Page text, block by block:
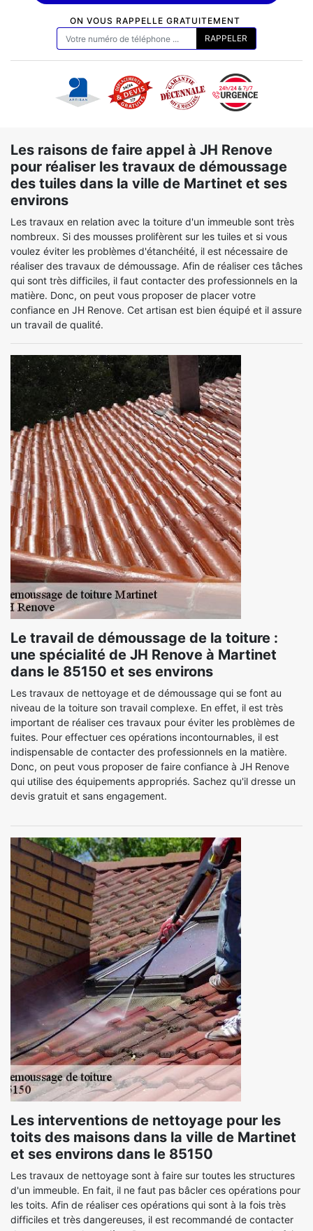
ON VOUS RAPPELLE GRATUITEMENT
Les raisons de faire appel à JH Renove
pour réaliser les travaux de démoussage
des tuiles dans la ville de Martinet et ses
environs
Les travaux en relation avec la toiture d'un immeuble sont très
nombreux. Si des mousses prolifèrent sur les tuiles et si vous
voulez éviter les problèmes d'étanchéité, il est nécessaire de
réaliser des travaux de démoussage. Afin de réaliser ces tâches
qui sont très difficiles, il faut contacter des professionnels en la
matière. Donc, on peut vous proposer de placer votre
confiance en JH Renove. Cet artisan est bien équipé et il assure
un travail de qualité.
Le travail de démoussage de la toiture :
une spécialité de JH Renove à Martinet
dans le 85150 et ses environs
Les travaux de nettoyage et de démoussage qui se font au
niveau de la toiture son travail complexe. En effet, il est très
important de réaliser ces travaux pour éviter les problèmes de
fuites. Pour effectuer ces opérations incontournables, il est
indispensable de contacter des professionnels en la matière.
Donc, on peut vous proposer de faire confiance à JH Renove
qui utilise des équipements appropriés. Sachez qu'il dresse un
devis gratuit et sans engagement.
Les interventions de nettoyage pour les
toits des maisons dans la ville de Martinet
et ses environs dans le 85150
Les travaux de nettoyage sont à faire sur toutes les structures
d'un immeuble. En fait, il ne faut pas bâcler ces opérations pour
les toits. Afin de réaliser ces opérations qui sont à la fois très
difficiles et très dangereuses, il est recommandé de contacter